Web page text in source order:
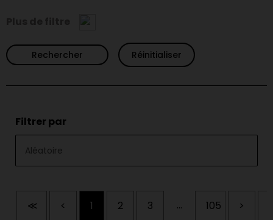
Réinitialiser
Filtrer par
≪ < 1 2 3 ... 105 >